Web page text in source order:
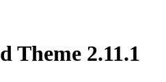
Theme 2.11.1